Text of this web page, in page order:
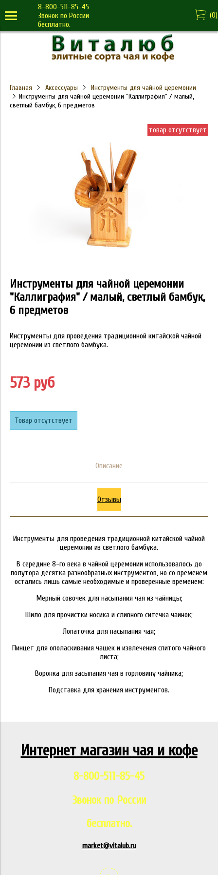
8-800-511-85-45
Звонок по России
бесплатно.
(0)
Главная Аксессуары
Инструменты для чайной церемонии
Инструменты для чайной церемонии "Каллиграфия" / малый,
светлый бамбук, 6 предметов
товар отсутствует
Инструменты для чайной церемонии
"Каллиграфия" / малый, светлый бамбук,
6 предметов
Инструменты для проведения традиционной китайской чайной
церемонии из светлого бамбука.
573 руб
Товар отсутствует
Описание
Отзывы
Инструменты для проведения традиционной китайской чайной
церемонии из светлого бамбука.
В середине 8-го века в чайной церемонии использовалось до
полутора десятка разнообразных инструментов, но со временем
остались лишь самые необходимые и проверенные временем:
Мерный совочек для насыпания чая из чайницы;
Шило для прочистки носика и сливного ситечка чаинок;
Лопаточка для насыпания чая;
Пинцет для ополаскивания чашек и извлечения спитого чайного
листа;
Воронка для засыпания чая в горловину чайника;
Подставка для хранения инструментов.
Интернет магазин чая и кофе
8-800-511-85-45
Звонок по России
бесплатно.
market@vitalub.ru